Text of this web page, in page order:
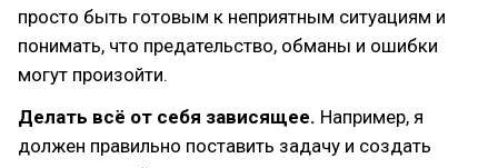
просто быть готовым к неприятным ситуациям и
понимать, что предательство, обманы и ошибки
могут произойти.
Делать всё от себя зависящее. Например, я
должен правильно поставить задачу и создать